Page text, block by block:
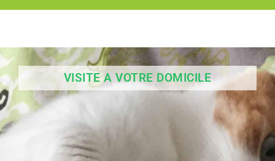
VISITE A VOTRE DOMICILE